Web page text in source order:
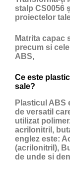
stalp CS0056
proiectelor
Matrita capac
precum si
ABS,
Ce este
sale?
Plasticul ABS
de versatil
utilizat
acrilonitril,
englez este:
(acrilonitril),
de unde si